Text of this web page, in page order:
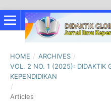
HOME / ARCHIVES /
VOL. 2 NO. 1 (2025): DIDAKTIK
KEPENDIDIKAN
/
Articles